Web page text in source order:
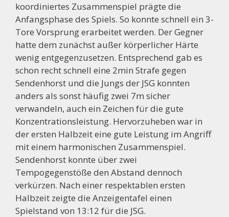
koordiniertes Zusammenspiel prägte die
Anfangsphase des Spiels. So konnte schnell ein 3-
Tore Vorsprung erarbeitet werden. Der Gegner
hatte dem zunächst außer körperlicher Härte
wenig entgegenzusetzen. Entsprechend gab es
schon recht schnell eine 2min Strafe gegen
Sendenhorst und die Jungs der JSG konnten
anders als sonst häufig zwei 7m sicher
verwandeln, auch ein Zeichen für die gute
Konzentrationsleistung. Hervorzuheben war in
der ersten Halbzeit eine gute Leistung im Angriff
mit einem harmonischen Zusammenspiel.
Sendenhorst konnte über zwei
Tempogegenstöße den Abstand dennoch
verkürzen. Nach einer respektablen ersten
Halbzeit zeigte die Anzeigentafel einen
Spielstand von 13:12 für die JSG.